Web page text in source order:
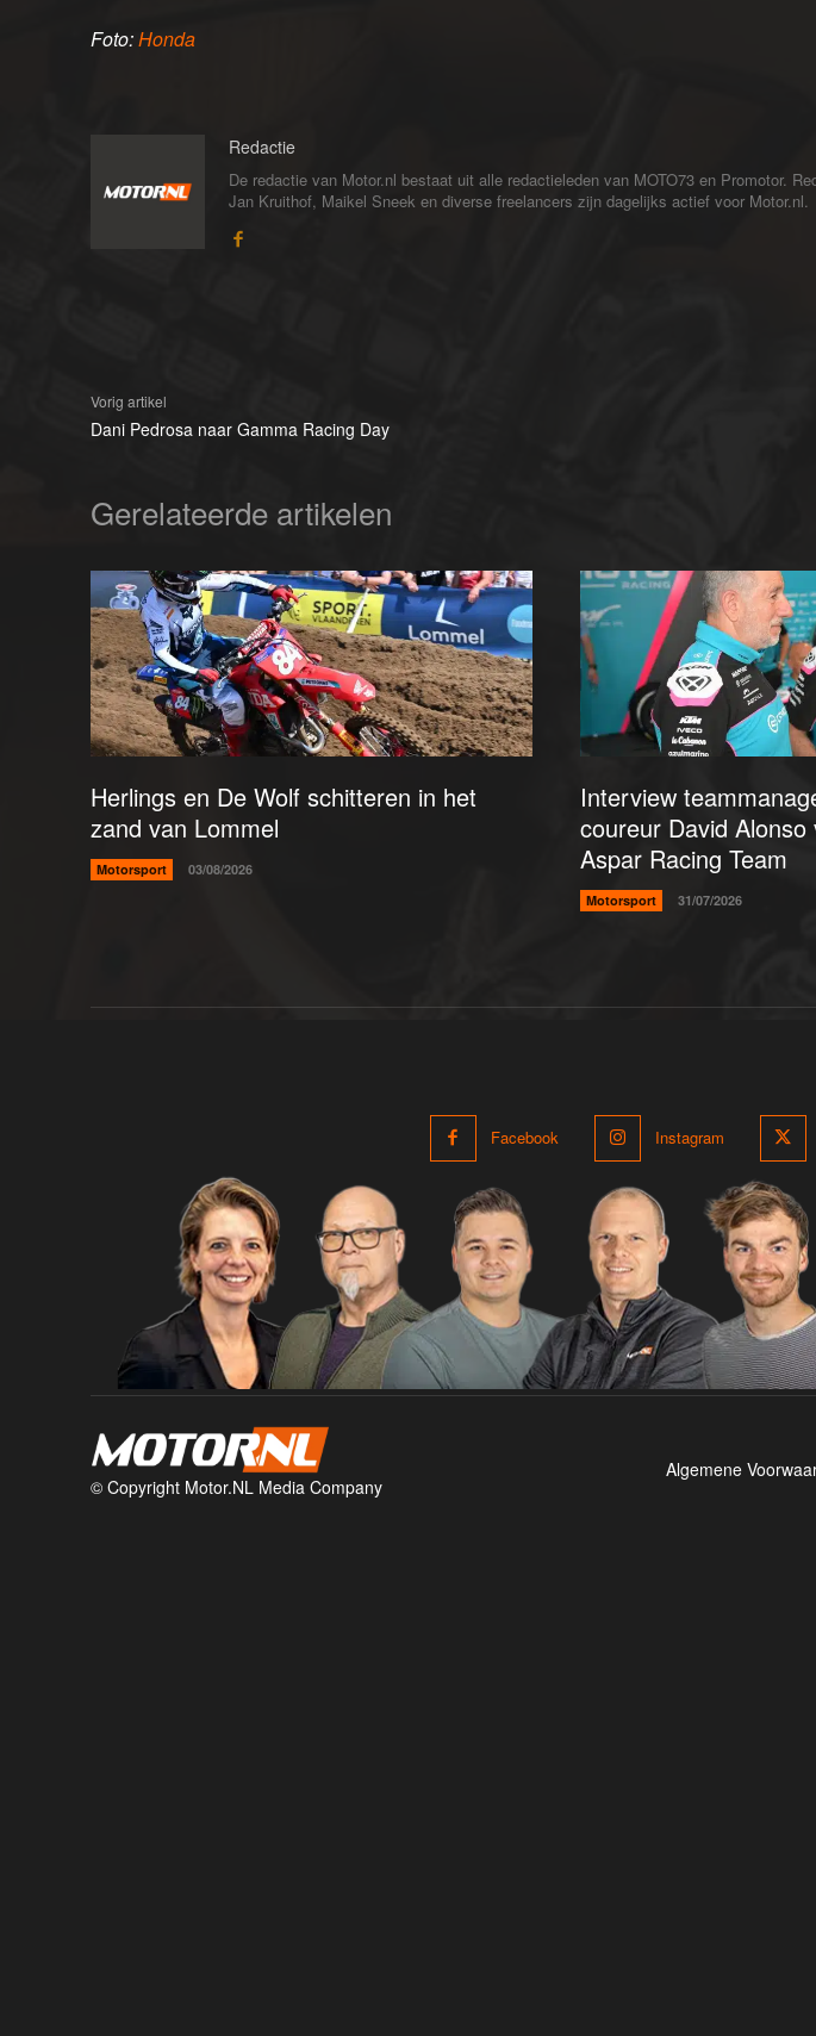
Foto:Honda
Redactie
De redactie van Motor.nl bestaat uit alle redactieleden van MOTO73 en Promotor.
Jan Kruithof, Maikel Sneek en diverse freelancers zijn dagelijks actief voor Motor.nl.
Vorig artikel
Dani Pedrosa naar Gamma Racing Day
Gerelateerde artikelen
Herlings en De Wolf schitteren in het
zand van Lommel
Motorsport 03/08/2026
Interview
coureur David Alonso
Aspar Racing Team
Motorsport 31/07/2026
Facebook Instagram
© Copyright Motor.NL Media Company
Algemene